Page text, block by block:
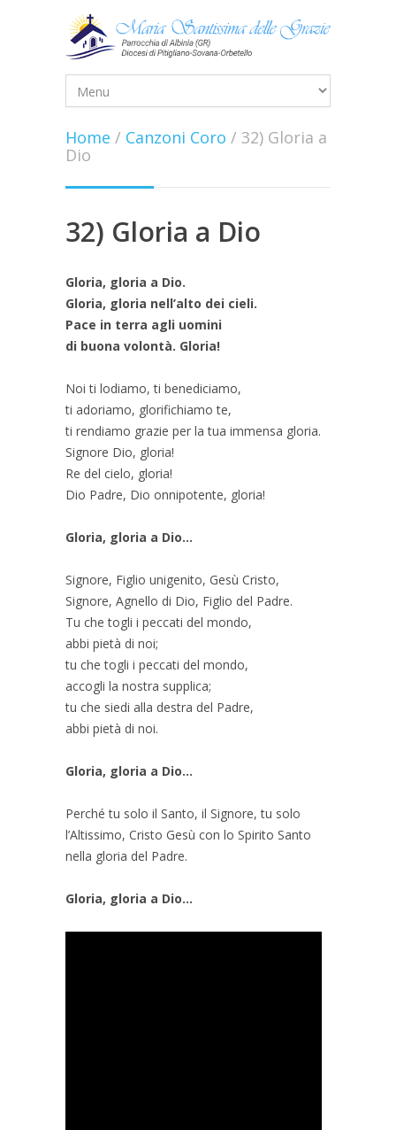
Home / Canzoni Coro / 32) Gloria a
Dio
32) Gloria a Dio
Gloria, gloria a Dio.
Gloria, gloria nell’alto dei cieli.
Pace in terra agli uomini
di buona volontà. Gloria!
Noi ti lodiamo, ti benediciamo,
ti adoriamo, glorifichiamo te,
ti rendiamo grazie per la tua immensa gloria.
Signore Dio, gloria!
Re del cielo, gloria!
Dio Padre, Dio onnipotente, gloria!
Gloria, gloria a Dio...
Signore, Figlio unigenito, Gesù Cristo,
Signore, Agnello di Dio, Figlio del Padre.
Tu che togli i peccati del mondo,
abbi pietà di noi;
tu che togli i peccati del mondo,
accogli la nostra supplica;
tu che siedi alla destra del Padre,
abbi pietà di noi.
Gloria, gloria a Dio...
Perché tu solo il Santo, il Signore, tu solo
l’Altissimo, Cristo Gesù con lo Spirito Santo
nella gloria del Padre.
Gloria, gloria a Dio...